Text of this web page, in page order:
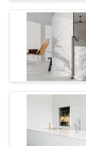
BITTE UM
EIN
ANGEBOT
SITEMAP